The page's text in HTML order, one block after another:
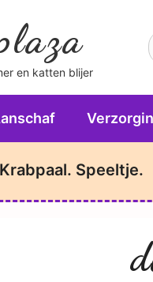
en katten blijer
Speeltje.